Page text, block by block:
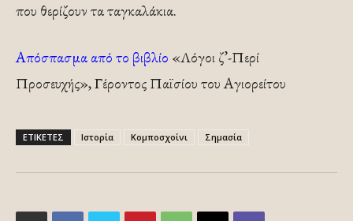
που θερίζουν τα ταγκαλάκια.
Απόσπασμα από το βιβλίο «Λόγοι ζ’-Περί
Προσευχής», Γέροντος Παϊσίου του Αγιορείτου
ΕΤΙΚΕΤΕΣ Ιστορία Κομποσχοίνι Σημασία